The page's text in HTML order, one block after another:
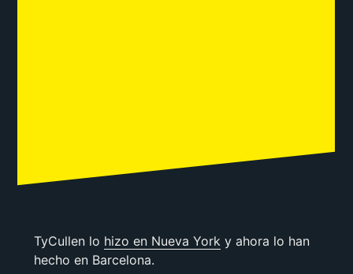
TyCullen lo hizo en Nueva Yorky ahora lo han
hecho en Barcelona.